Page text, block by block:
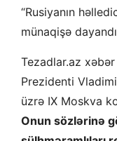
“Rusiyanın
münaqişə
Tezadlar.az
Prezidenti
üzrə IX Moskva
Onun sözlərinə